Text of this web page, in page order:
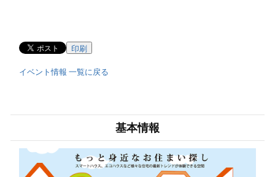
印刷
イベント情報 一覧に戻る
基本情報